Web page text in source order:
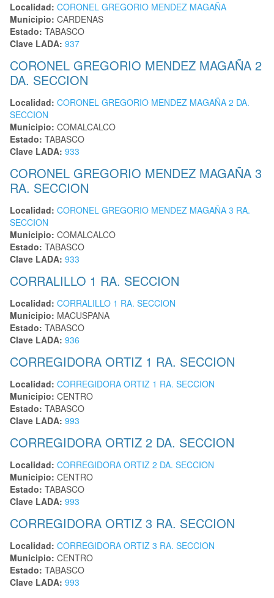
Localidad: CORONEL GREGORIO MENDEZ MAGAÑA
Municipio: CARDENAS
Estado: TABASCO
Clave LADA: 937
CORONEL GREGORIO MENDEZ MAGAÑA 2
DA. SECCION
Localidad: CORONEL GREGORIO MENDEZ MAGAÑA 2 DA.
SECCION
Municipio: COMALCALCO
Estado: TABASCO
Clave LADA: 933
CORONEL GREGORIO MENDEZ MAGAÑA 3
RA. SECCION
Localidad: CORONEL GREGORIO MENDEZ MAGAÑA 3 RA.
SECCION
Municipio: COMALCALCO
Estado: TABASCO
Clave LADA: 933
CORRALILLO 1 RA. SECCION
Localidad: CORRALILLO 1 RA. SECCION
Municipio: MACUSPANA
Estado: TABASCO
Clave LADA: 936
CORREGIDORA ORTIZ 1 RA. SECCION
Localidad: CORREGIDORA ORTIZ 1 RA. SECCION
Municipio: CENTRO
Estado: TABASCO
Clave LADA: 993
CORREGIDORA ORTIZ 2 DA. SECCION
Localidad: CORREGIDORA ORTIZ 2 DA. SECCION
Municipio: CENTRO
Estado: TABASCO
Clave LADA: 993
CORREGIDORA ORTIZ 3 RA. SECCION
Localidad: CORREGIDORA ORTIZ 3 RA. SECCION
Municipio: CENTRO
Estado: TABASCO
Clave LADA: 993